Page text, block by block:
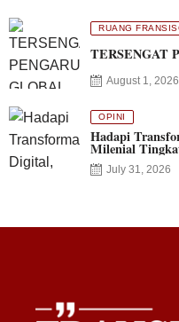
RUANG
TERSENGAT
August 1, 2026
OPINI
Hadapi
Milenial
July 31, 2026